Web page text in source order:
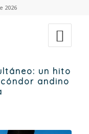
2026
un hito
andino